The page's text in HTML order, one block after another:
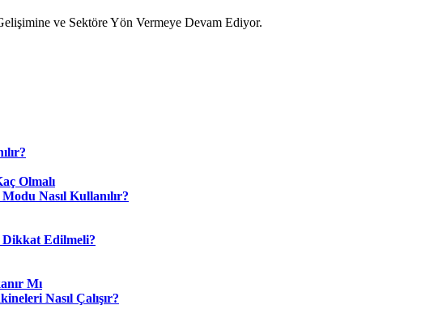
ve Sektöre Yön Vermeye Devam Ediyor.
Olmalı
Nasıl Kullanılır?
Dikkat Edilmeli?
Mı
Nasıl Çalışır?